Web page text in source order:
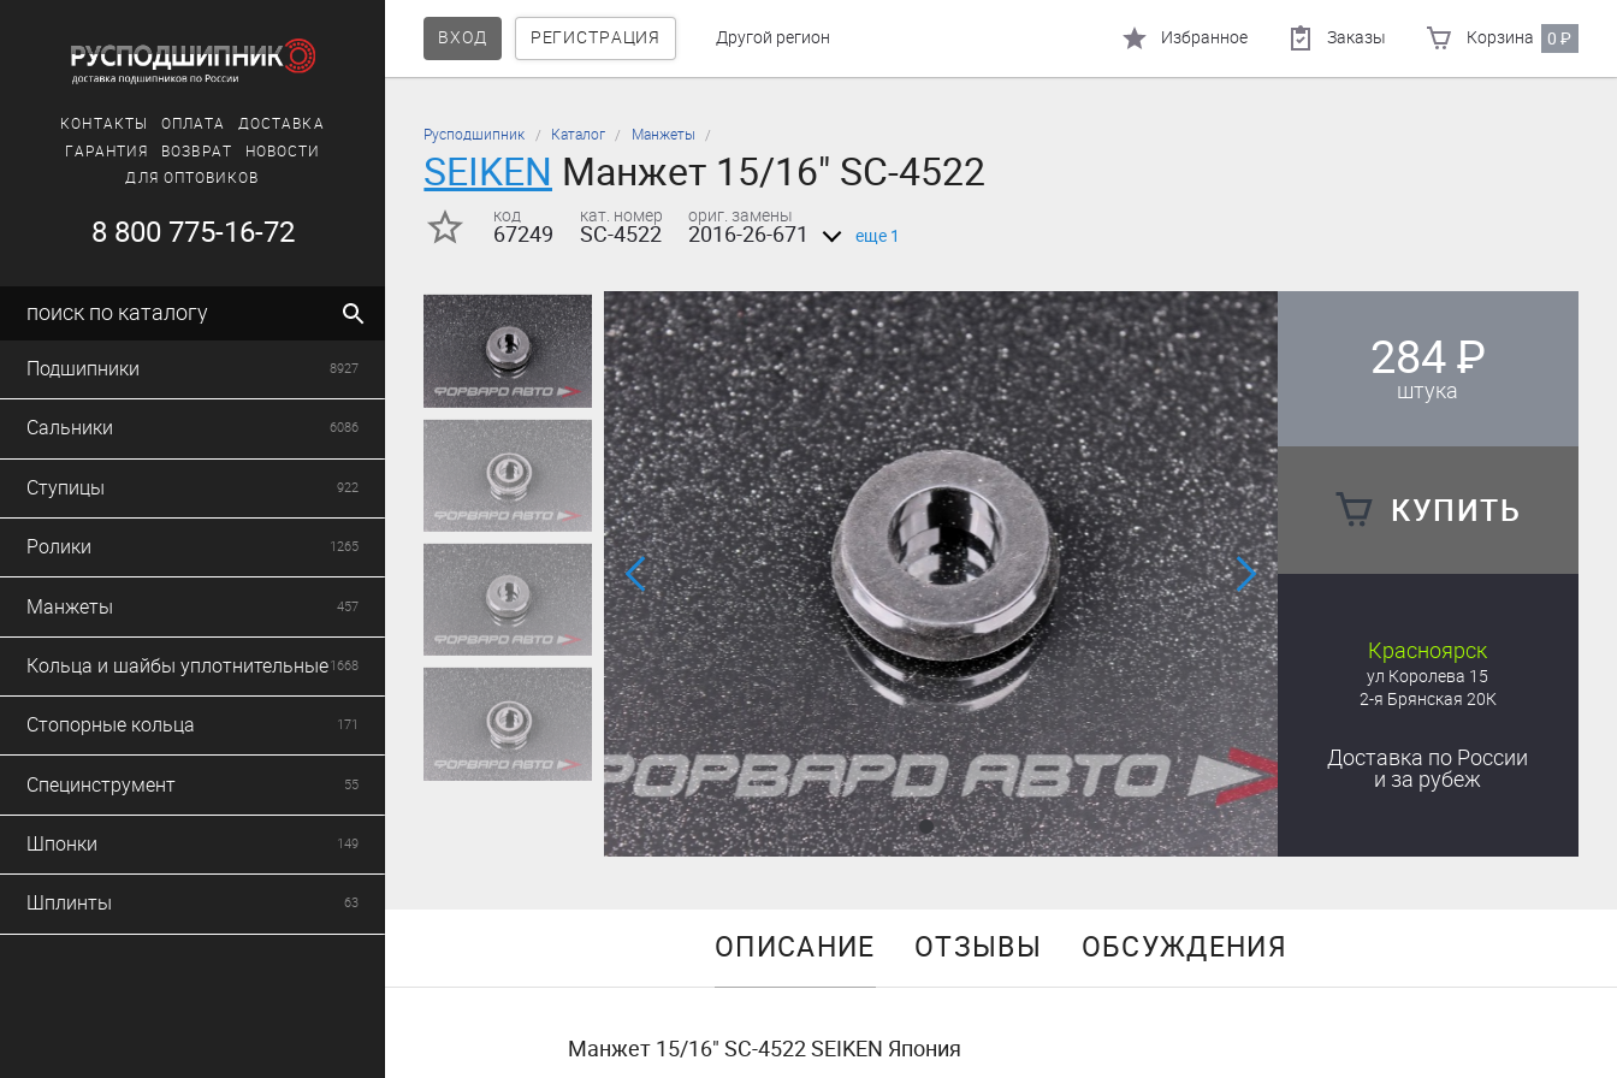
ВХОД РЕГИСТРАЦИЯ Другой регион Избранное Заказы Корзина 0₽
КОНТАКТЫ ОПЛАТА
ДОСТАВКА
ГАРАНТИЯ
ВОЗВРАТ
НОВОСТИ
ДЛЯ ОПТОВИКОВ
8 800 775-16-72
поиск по каталогу
Подшипники 8927
Сальники 6086
Ступицы 922
Ролики 1265
Манжеты 457
Кольца и шайбы уплотнительные1668
Стопорные кольца 171
Специнструмент 55
Шпонки 149
Шплинты 63
Русподшипник Каталог Манжеты
SEIKEN Манжет 15/16" SC-4522
код
67249
кат. номер
SC-4522
ориг. замены
2016-26-671 еще 1
284₽
штука
КУПИТЬ
Красноярск
ул Королева 15
2-я Брянская 20К
Доставка по России
и за рубеж
ОПИСАНИЕ ОТЗЫВЫ ОБСУЖДЕНИЯ
Манжет 15/16" SC-4522 SEIKEN Япония